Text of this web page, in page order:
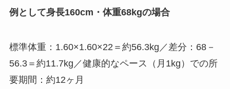
例として身長160cm・体重68kgの場合
標準体重：1.60×1.60×22＝約56.3kg／差分：68－
56.3＝約11.7kg／健康的なペース（月1kg）での所
要期間：約12ヶ月